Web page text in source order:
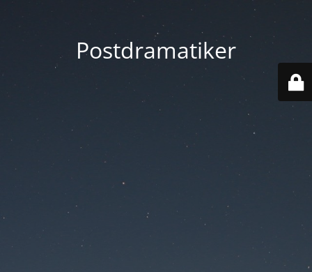
Postdramatiker